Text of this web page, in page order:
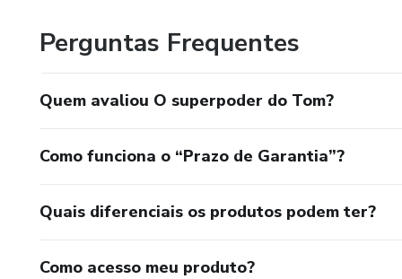
Perguntas Frequentes
Quem avaliou O superpoder do Tom?
Como funciona o “Prazo de Garantia”?
Quais diferenciais os produtos podem ter?
Como acesso meu produto?